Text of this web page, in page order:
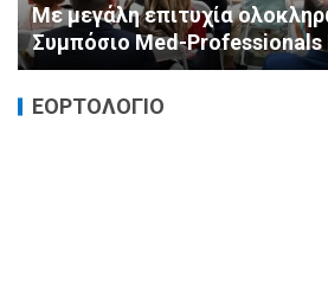
Καταστροφικές δαπάνες
αντιμετώπισή τους
ΕΟΡΤΟΛΟΓΙΟ